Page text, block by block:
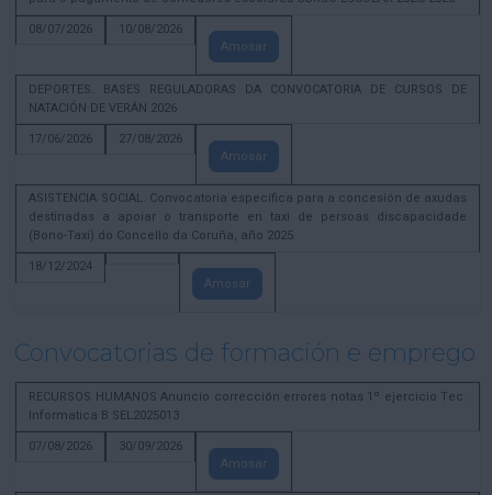
08/07/2026
10/08/2026
Amosar
DEPORTES. BASES REGULADORAS DA CONVOCATORIA DE CURSOS DE
NATACIÓN DE VERÁN 2026
17/06/2026
27/08/2026
Amosar
ASISTENCIA SOCIAL. Convocatoria específica para a concesión de axudas
destinadas a apoiar o transporte en taxi de persoas discapacidade
(Bono-Taxi) do Concello da Coruña, año 2025
18/12/2024
Amosar
Convocatorias de formación e emprego
RECURSOS HUMANOS Anuncio corrección errores notas 1º ejercicio Tec.
Informatica B SEL2025013
07/08/2026
30/09/2026
Amosar